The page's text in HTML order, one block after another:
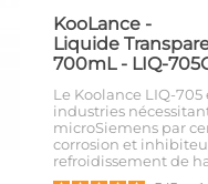
KooLance -
Liquide
700mL - LIQ-
Le Koolance LIQ-
industries
microSiemens par
corrosion et
refroidissement de